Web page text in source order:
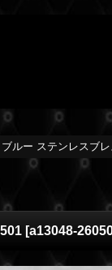
ルー ステンレスブ
[a13048-